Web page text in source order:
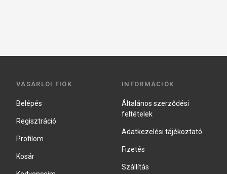
VÁSÁRLÓI FIÓK
Belépés
Regisztráció
Profilom
Kosár
INFORMÁCIÓK
Általános szerződési
feltételek
Adatkezelési tájékoztató
Fizetés
Szállítás